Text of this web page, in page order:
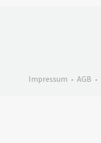
Impressum AGB